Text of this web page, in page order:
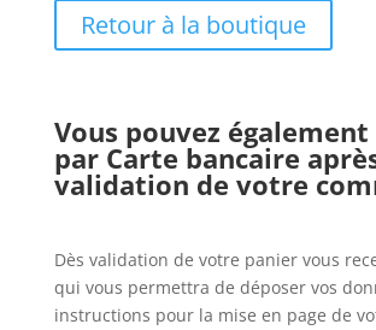
Retour à la boutique
Vous pouvez
par Carte bancaire
validation de votre
Dès validation de votre panier vous
qui vous permettra de déposer vos
instructions pour la mise en page de